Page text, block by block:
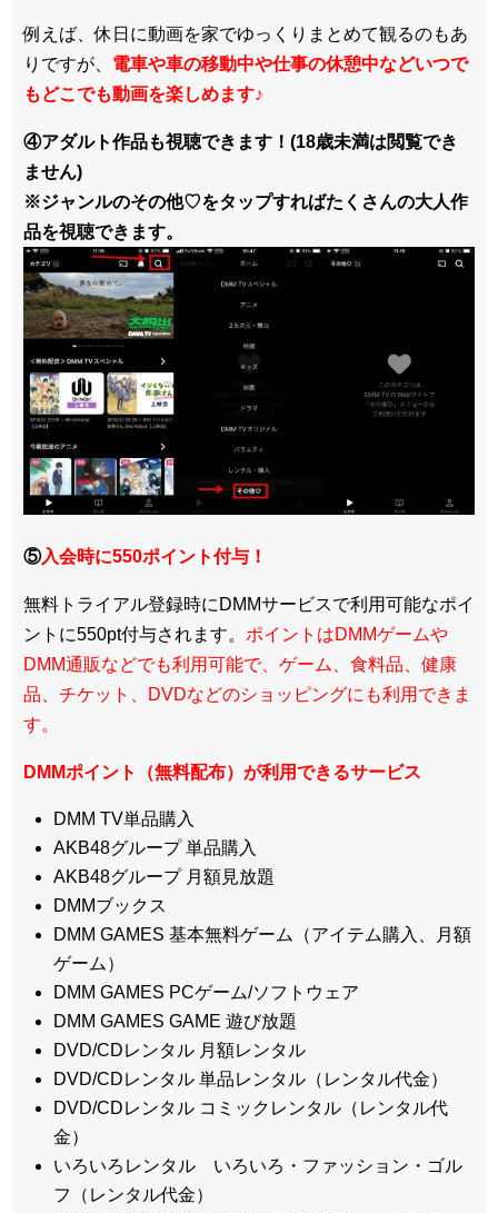
例えば、休日に動画を家でゆっくりまとめて観るのもあ
りですが、 電車や車の移動中や仕事の休憩中などいつで
もどこでも動画を楽しめます♪
④アダルト作品も視聴できます！(18歳未満は閲覧でき
ません)
※ジャンルのその他♡をタップすればたくさんの大人作
品を視聴できます。
⑤入会時に550ポイント付与！
無料トライアル登録時にDMMサービスで利用可能なポイ
ントに550pt付与されます。 ポイントはDMMゲームや
DMM通販などでも利用可能で、ゲーム、食料品、健康
品、チケット、DVDなどのショッピングにも利用できま
す。
DMMポイント（無料配布）が利用できるサービス
DMM TV単品購入
AKB48グループ 単品購入
AKB48グループ 月額見放題
DMMブックス
DMM GAMES 基本無料ゲーム（アイテム購入、月額
ゲーム）
DMM GAMES PCゲーム/ソフトウェア
DMM GAMES GAME 遊び放題
DVD/CDレンタル 月額レンタル
DVD/CDレンタル 単品レンタル（レンタル代金）
DVD/CDレンタル コミックレンタル（レンタル代
金）
いろいろレンタル いろいろ・ファッション・ゴル
フ（レンタル代金）